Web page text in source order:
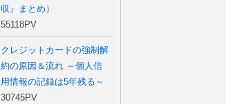
収』まとめ）
55118PV
クレジットカードの強制解
約の原因＆流れ ～個人信
用情報の記録は5年残る～
30745PV